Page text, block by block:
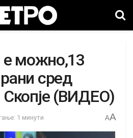
е можно,13
сред
Скопје (ВИДЕО)
1 минути AA